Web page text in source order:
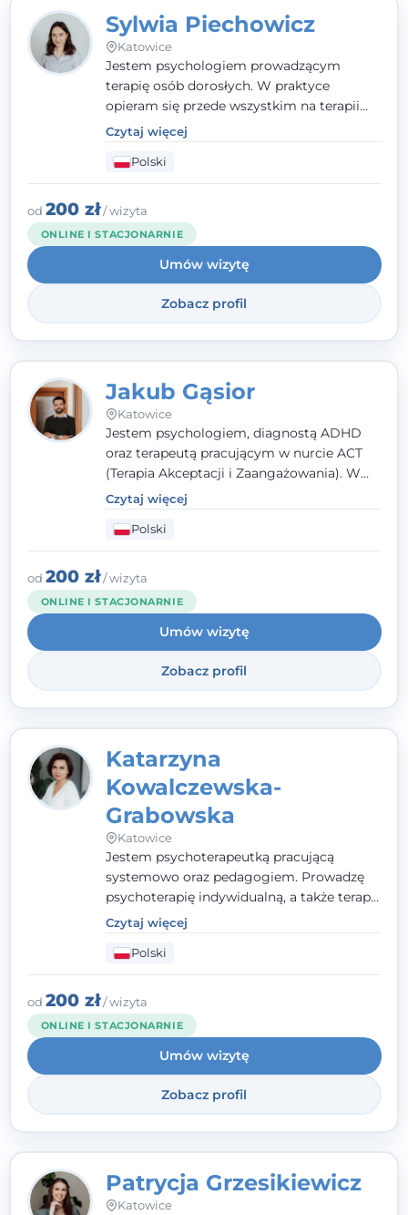
Sylwia Piechowicz
Katowice
Jestem psychologiem prowadzącym
terapię osób dorosłych. W praktyce
opieram się przede wszystkim na terapii
poznawczo-behawioralnej (CBT), a także na
podejściu skoncentrowanym na
rozwiązaniach (TSR) oraz Racjonalnej
Terapii Zachowania (RTZ). Dużą wagę
przykładam do relacji opartej na empatii,
poczuciu bezpieczeństwa i wzajemnym
zrozumieniu.
Czytaj więcej
Polski
od 200 zł/ wizyta
ONLINE I STACJONARNIE
Umów wizytę
Zobacz profil
Jakub Gąsior
Katowice
Jestem psychologiem, diagnostą ADHD
oraz terapeutą pracującym w nurcie ACT
(Terapia Akceptacji i Zaangażowania). W
kontakcie z pacjentem najważniejsze są dla
mnie serdeczność, zrozumienie i atmosfera
pełna ciepła. Wierzę, że skuteczna terapia
to wspólne działanie - razem tworzymy
zespół, który szuka rozwiązań.
Czytaj więcej
Polski
od 200 zł/ wizyta
ONLINE I STACJONARNIE
Umów wizytę
Zobacz profil
Katarzyna
Kowalczewska-
Grabowska
Katowice
Jestem psychoterapeutką pracującą
systemowo oraz pedagogiem. Prowadzę
psychoterapię indywidualną, a także terapię
par, małżeństw i rodzin. Patrzę na
człowieka całościowo - w kontekście jego
relacji z rodziną, pracą i otoczeniem - i
opieram współpracę na Twoich mocnych
stronach.
Czytaj więcej
Polski
od 200 zł/ wizyta
ONLINE I STACJONARNIE
Umów wizytę
Zobacz profil
Patrycja Grzesikiewicz
Katowice